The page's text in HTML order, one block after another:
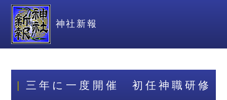
神社新報
三年に一度開催 初任神職研修